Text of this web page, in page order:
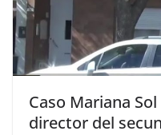
Caso Mariana
director del